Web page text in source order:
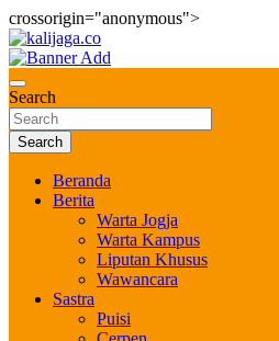
crossorigin="anonymous">
Skip
to
content
kalijaga.co
Search
Search
Beranda
Berita
Warta Jogja
Warta Kampus
Liputan Khusus
Wawancara
Sastra
Puisi